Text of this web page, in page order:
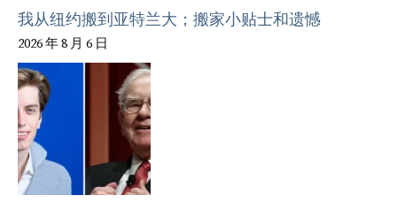
我从纽约搬到亚特兰大；搬家小贴士和遗憾
2026 年 8 月 6 日